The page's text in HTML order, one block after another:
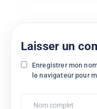
Laisser un
Enregistrer mon
le navigateur pour